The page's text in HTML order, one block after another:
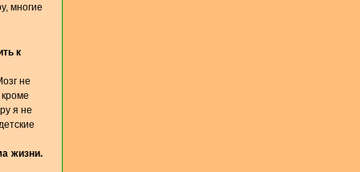
многие
к
не
я не
жизни.